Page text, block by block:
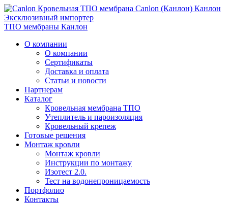
Канлон
Эксклюзивный импортер
ТПО мембраны Канлон
О компании
О компании
Сертификаты
Доставка и оплата
Статьи и новости
Партнерам
Каталог
Кровельная мембрана ТПО
Утеплитель и пароизоляция
Кровельный крепеж
Готовые решения
Монтаж кровли
Монтаж кровли
Инструкции по монтажу
Изотест 2.0.
Тест на водонепроницаемость
Портфолио
Контакты